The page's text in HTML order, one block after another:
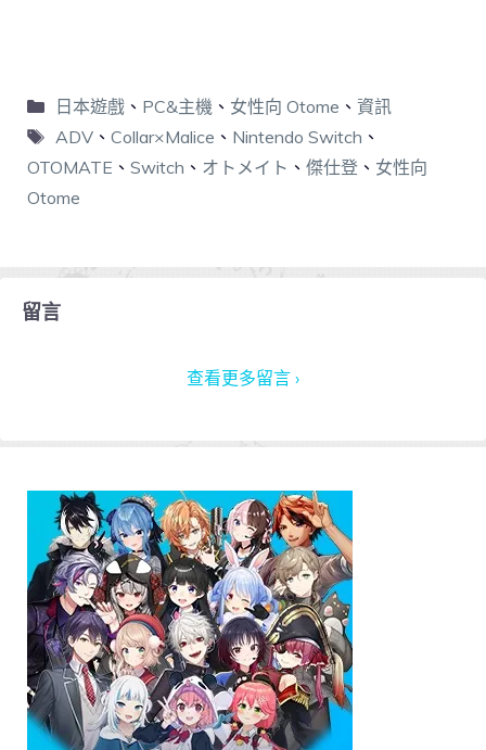
日本遊戲、 PC&主機 、 女性向 Otome 、 資訊
ADV、 Collar×Malice 、 Nintendo Switch 、
OTOMATE 、 Switch 、 オトメイト 、 傑仕登 、 女性向
Otome
留言
查看更多留言 ›